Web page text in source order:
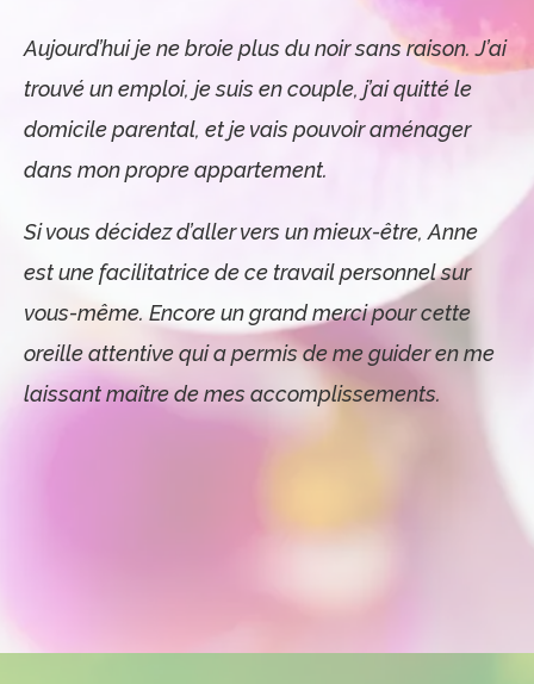
Aujourd’hui je ne broie plus du noir sans raison. J’ai
trouvé un emploi, je suis en couple, j’ai quitté le
domicile parental, et je vais pouvoir aménager
dans mon propre appartement.
Si vous décidez d’aller vers un mieux-être, Anne
est une facilitatrice de ce travail personnel sur
vous-même. Encore un grand merci pour cette
oreille attentive qui a permis de me guider en me
laissant maître de mes accomplissements.